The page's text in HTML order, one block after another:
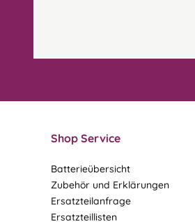
Shop Service
Batterieübersicht
Zubehör und Erklärungen
Ersatzteilanfrage
Ersatzteillisten